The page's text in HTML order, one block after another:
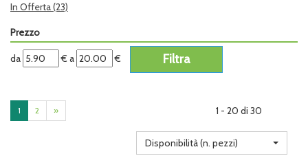
In Offerta(23)
Prezzo
filtra
da
da €
filtra
a
a €
1 2 » 1 - 20 di 30
Disponibilità (n. pezzi)